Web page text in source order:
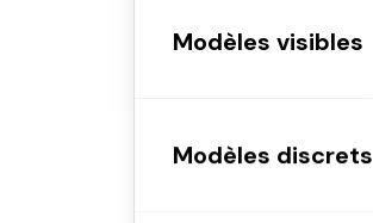
Modèles visibles
Modèles discrets